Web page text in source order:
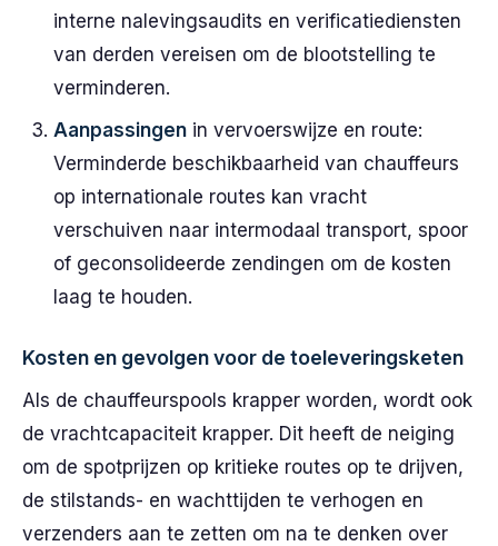
interne nalevingsaudits en verificatiediensten
van derden vereisen om de blootstelling te
verminderen.
Aanpassingen in vervoerswijze en route:
Verminderde beschikbaarheid van chauffeurs
op internationale routes kan vracht
verschuiven naar intermodaal transport, spoor
of geconsolideerde zendingen om de kosten
laag te houden.
Kosten en gevolgen voor de toeleveringsketen
Als de chauffeurspools krapper worden, wordt ook
de vrachtcapaciteit krapper. Dit heeft de neiging
om de spotprijzen op kritieke routes op te drijven,
de stilstands- en wachttijden te verhogen en
verzenders aan te zetten om na te denken over